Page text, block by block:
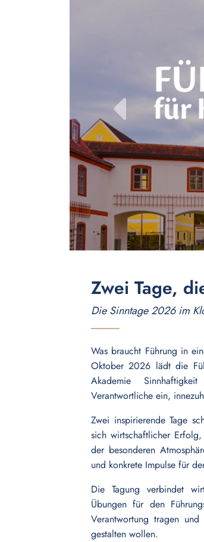
zurück
Zwei Tage,
Die Sinntage 2026 im
Was braucht Führung in
Oktober 2026 lädt die
Akademie
Verantwortliche ein,
Zwei inspirierende Tage
sich wirtschaftlicher
der besonderen
und konkrete Impulse für
Die Tagung verbindet
Übungen für den
Verantwortung tragen
gestalten wollen.